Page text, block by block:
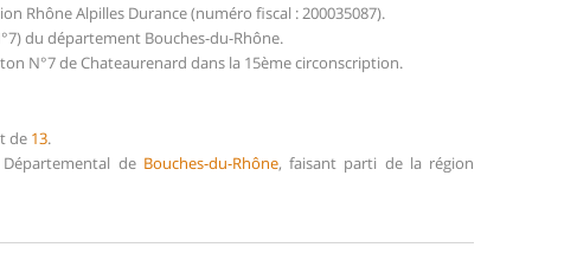
Rhône Alpilles Durance (numéro fiscal : 200035087).
du département Bouches-du-Rhône.
N°7 de Chateaurenard dans la 15ème circonscription.
de 13.
de Bouches-du-Rhône, faisant parti de la région